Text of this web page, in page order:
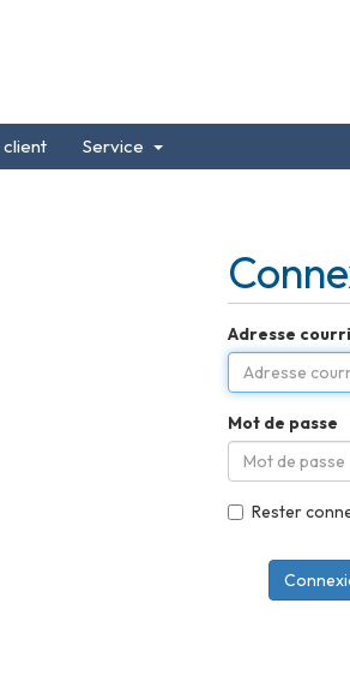
client Service
Adresse
Mot de passe
Rester